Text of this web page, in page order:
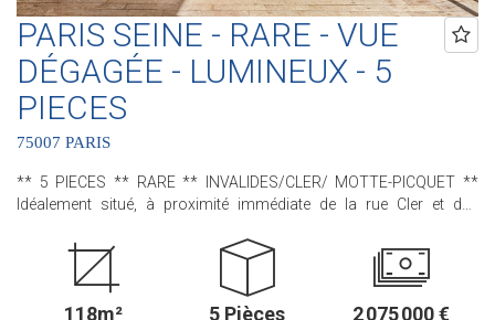
PARIS SEINE - RARE - VUE
DÉGAGÉE - LUMINEUX - 5
PIECES
75007 PARIS
** 5 PIECES ** RARE ** INVALIDES/CLER/ MOTTE-PICQUET **
Idéalement situé, à proximité immédiate de la rue Cler et des
appartement situé au sein d'un immeuble de standing des années
tout le charme de son époque avec son parquet et ses beaux
volumes. Situé au 4 ème étage avec ascenseur, donnant sur118m² 5 Pièces 2 075 000 €